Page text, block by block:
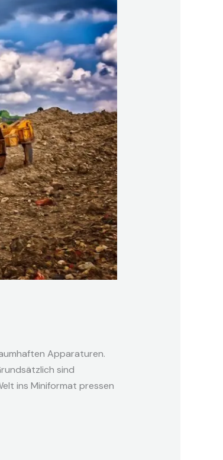
Apparaturen.
sind
ins Miniformat pressen